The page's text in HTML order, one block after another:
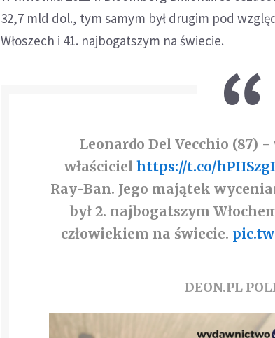
32,7 mld dol., tym samym był drugim pod
Włoszech i 41. najbogatszym na świecie.
Leonardo Del Vecchio (87)
właściciel https://t.co/
Ray-Ban. Jego majątek
był 2. najbogatszym
człowiekiem na świecie.
DEON.PL